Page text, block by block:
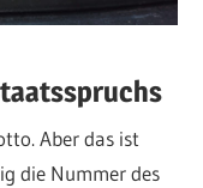
Aber das ist
die Nummer des